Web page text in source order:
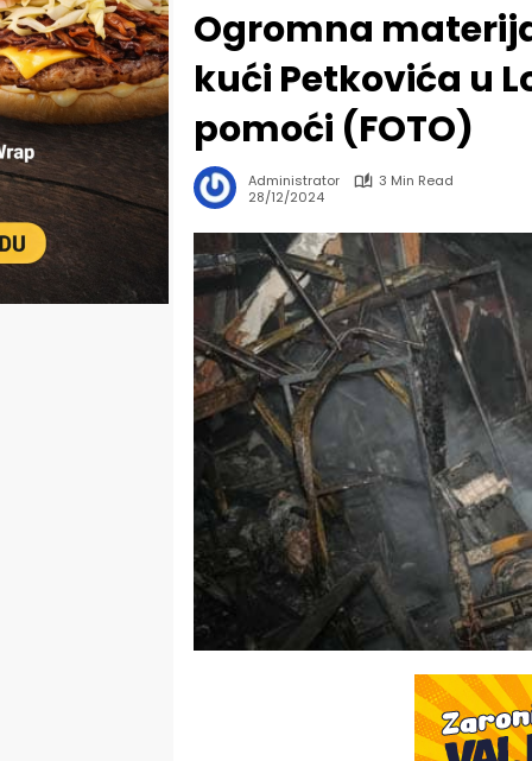
Ogromna
kući Petkovića u
pomoći (FOTO)
Administrator
3 Min Read
28/12/2024